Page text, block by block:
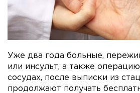
Уже два года больные,
или инсульт, а также
сосудах, после выписки из
продолжают получать